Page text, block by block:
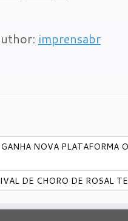
imprensabr
NOVA PLATAFORMA
DE CHORO DE ROSAL